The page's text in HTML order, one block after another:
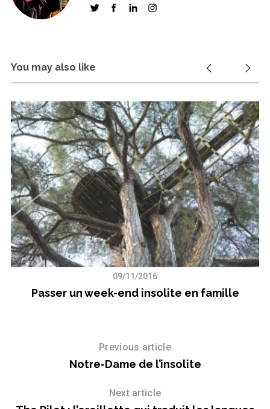
You may also like
09/11/2016
Passer un week-end insolite en famille
Previous article
Notre-Dame de l’insolite
Next article
S
a
r
c
h
f
o
r
: